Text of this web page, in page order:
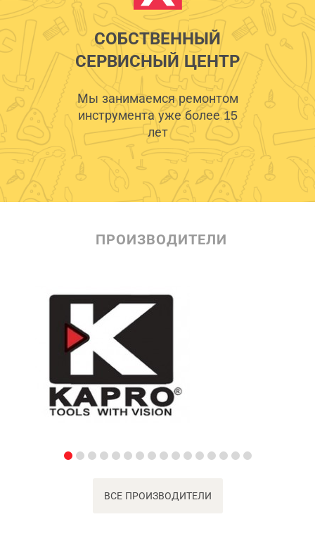
СОБСТВЕННЫЙ
СЕРВИСНЫЙ ЦЕНТР
Мы занимаемся ремонтом
инструмента уже более 15
лет
ПРОИЗВОДИТЕЛИ
ВСЕ ПРОИЗВОДИТЕЛИ